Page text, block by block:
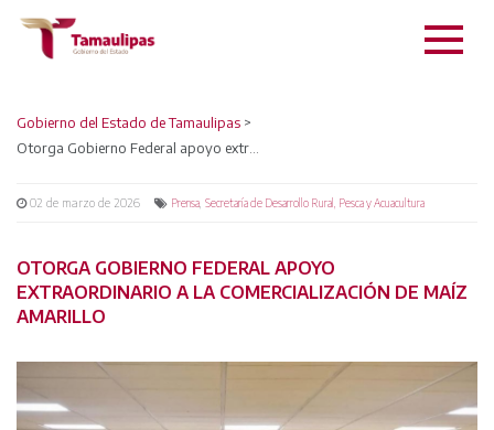
Gobierno del Estado de Tamaulipas >
02 de marzo de 2026 Prensa Secretaría de Desarrollo Rural, Pesca y Acuacultura
OTORGA GOBIERNO FEDERAL APOYO
EXTRAORDINARIO A LA COMERCIALIZACIÓN DE MAÍZ
AMARILLO